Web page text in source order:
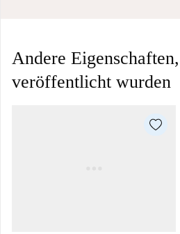
Andere
veröffentlicht wurden